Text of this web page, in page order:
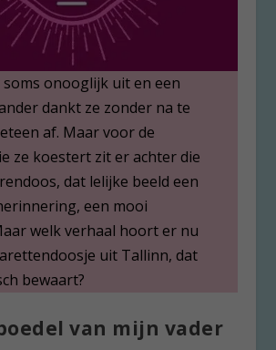
soms onooglijk uit en een
dankt ze zonder na te
af. Maar voor de
ze koestert zit er achter die
dat lelijke beeld een
een mooi
welk verhaal hoort er nu
uit Tallinn, dat
bewaart?
van mijn vader